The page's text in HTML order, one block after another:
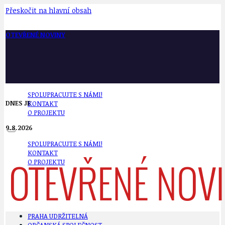
Přeskočit na hlavní obsah
OTEVŘENÉ NOVINY
SPOLUPRACUJTE S NÁMI!
KONTAKT
O PROJEKTU
SPOLUPRACUJTE S NÁMI!
KONTAKT
O PROJEKTU
DNES JE
9.8.2026
PRAHA UDRŽITELNÁ